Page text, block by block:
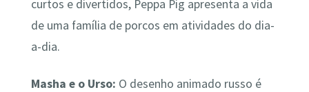
curtos e divertidos, Peppa Pig apresenta a vida
de uma família de porcos em atividades do dia-
a-dia.
Masha e o Urso: O desenho animado russo é